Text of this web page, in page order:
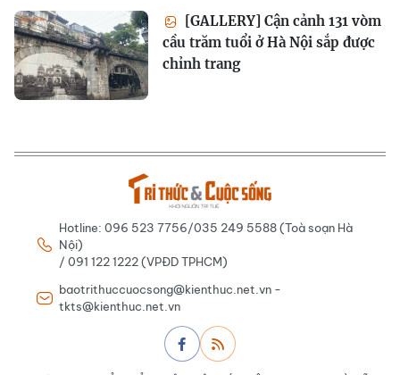
[GALLERY] Cận cảnh 131 vòm
cầu trăm tuổi ở Hà Nội sắp được
chỉnh trang
Hotline: 096 523 7756/035 249 5588 (Toà soạn Hà
Nội)
/ 091 122 1222 (VPĐD TPHCM)
baotrithuccuocsong@kienthuc.net.vn -
tkts@kienthuc.net.vn